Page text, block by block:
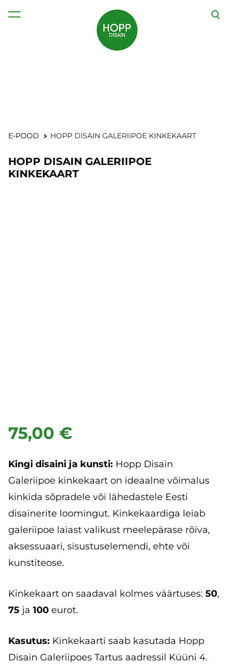
lisati ostukorvi. Vaata ostukorvi
E-POOD HOPP DISAIN GALERIIPOE KINKEKAART
HOPP DISAIN GALERIIPOE
KINKEKAART
75,00 €
Kingi disaini ja kunsti: Hopp Disain
Galeriipoe kinkekaart on ideaalne võimalus
kinkida sõpradele või lähedastele Eesti
disainerite loomingut. Kinkekaardiga leiab
galeriipoe laiast valikust meelepärase rõiva,
aksessuaari, sisustuselemendi, ehte või
kunstiteose.
Kinkekaart on saadaval kolmes väärtuses: 50,
75 ja 100 eurot.
Kasutus: Kinkekaarti saab kasutada Hopp
Disain Galeriipoes Tartus aadressil Küüni 4.